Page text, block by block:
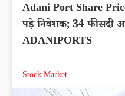
Adani Port Share
पड़े निवेशक; 34 फीसदी
ADANIPORTS
Stock Market